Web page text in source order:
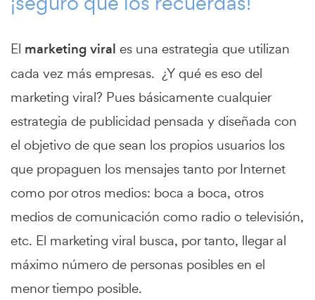
El marketing viral es una estrategia que utilizan
cada vez más empresas. ¿Y qué es eso del
marketing viral? Pues básicamente cualquier
estrategia de publicidad pensada y diseñada con
el objetivo de que sean los propios usuarios los
que propaguen los mensajes tanto por Internet
como por otros medios: boca a boca, otros
medios de comunicación como radio o televisión,
etc. El marketing viral busca, por tanto, llegar al
máximo número de personas posibles en el
menor tiempo posible.